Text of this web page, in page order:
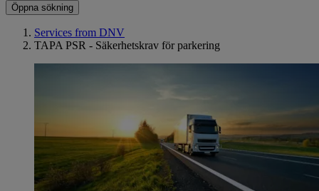
Öppna sökning
Services from DNV
TAPA PSR - Säkerhetskrav för parkering